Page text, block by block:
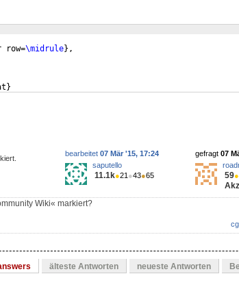
\midrule} ,
}
gefragt 07
59●
bearbeitet 07 Mär '15, 17:24
saputello
11.1k●21 ●43●65
Wiki« markiert?
älteste Antworten neueste Antworten